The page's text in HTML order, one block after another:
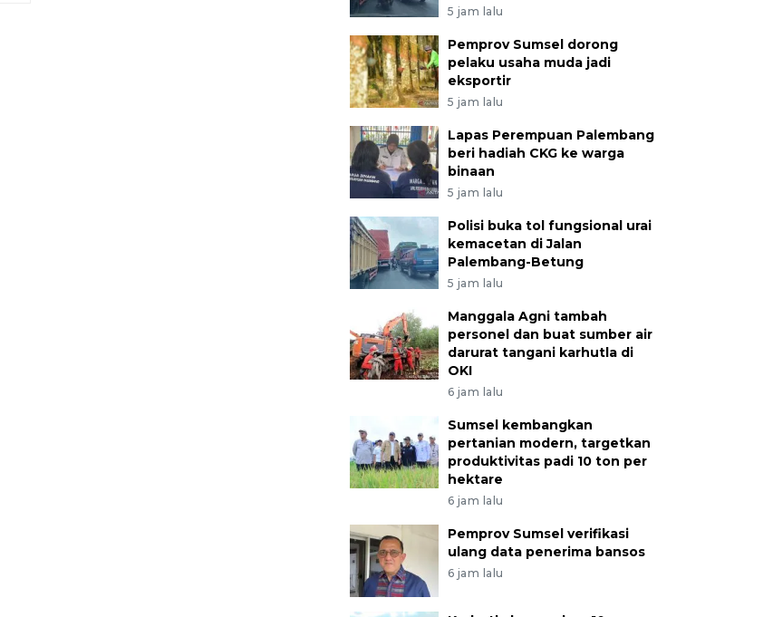
5 jam lalu
Pemprov Sumsel dorong
pelaku usaha muda jadi
eksportir
5 jam lalu
Lapas Perempuan Palembang
beri hadiah CKG ke warga
binaan
5 jam lalu
Polisi buka tol fungsional urai
kemacetan di Jalan
Palembang-Betung
5 jam lalu
Manggala Agni tambah
personel dan buat sumber air
darurat tangani karhutla di
OKI
6 jam lalu
Sumsel kembangkan
pertanian modern, targetkan
produktivitas padi 10 ton per
hektare
6 jam lalu
Pemprov Sumsel verifikasi
ulang data penerima bansos
6 jam lalu